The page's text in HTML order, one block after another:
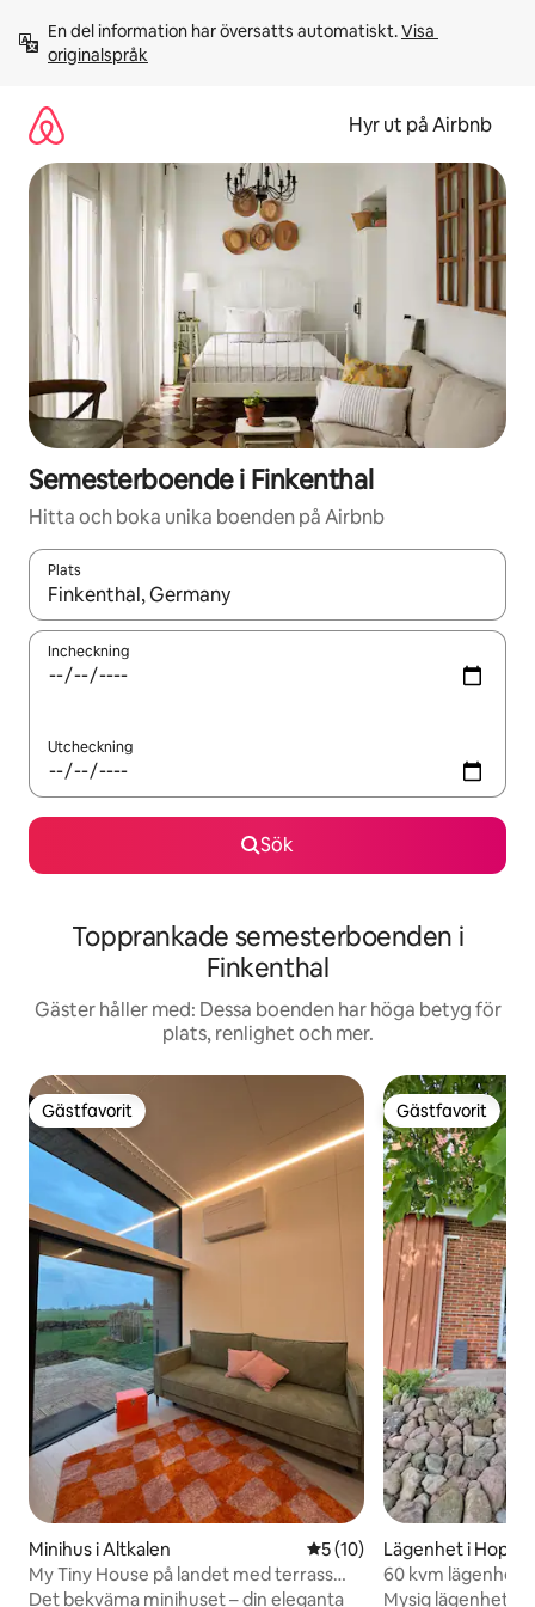
innehåll
En del information har översatts automatiskt. Visa
originalspråk
Hyr ut på Airbnb
Semesterboende i Finkenthal
Hitta och boka unika boenden på Airbnb
Plats
När resultaten är tillgängliga kan du navigera med upp- och
Incheckning
Utcheckning
Sök
Topprankade semesterboenden i
Finkenthal
Gäster håller med: Dessa boenden har höga betyg för
plats, renlighet och mer.
Gästfavorit
Gästfavorit
Minihus i Altkalen 5 av 5 i genomsnittligt
5 (10)
My Tiny House på landet med terrass
och bastu
Det bekväma minihuset – din eleganta
Gästfavorit
Gästfavorit
Lägenhet i
60 kvm lägenhet i
Mysig lägenhet